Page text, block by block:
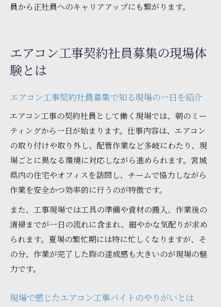
員から正社員へのキャリアアップにも繋がります。
エアコン工事契約社員募集の現場体
験とは
エアコン工事契約社員募集で知る現場の一日を紹介
エアコン工事の契約社員として働く現場では、朝のミー
ティングから一日が始まります。仕事内容は、エアコン
の取り付けや取り外し、配管作業など多岐にわたり、現
場ごとに異なる環境に対応しながら進められます。宮城
県内の住宅やオフィスを訪問し、チームで協力しながら
作業を安全かつ効率的に行うのが特徴です。
また、工事現場では工具の準備や資材の搬入、作業後の
清掃までが一日の流れに含まれ、細やかな気配りが求め
られます。夏場の繁忙期には特に忙しくなりますが、そ
の分、作業が完了した際の達成感も大きいのが現場の魅
力です。
現場で感じたエアコン工事バイトのやりがいとは